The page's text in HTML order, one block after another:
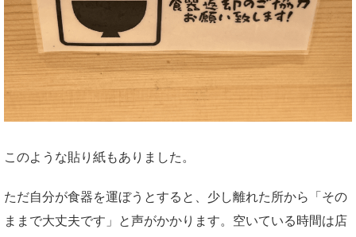
このような貼り紙もありました。
ただ自分が食器を運ぼうとすると、少し離れた所から「その
ままで大丈夫です」と声がかかります。空いている時間は店